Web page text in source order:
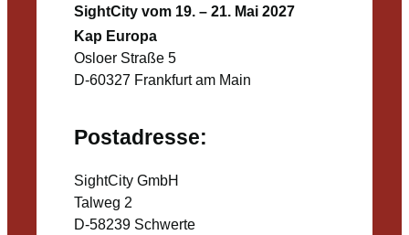
SightCity vom 19. – 21. Mai 2027
Kap Europa
Osloer Straße 5
D-60327 Frankfurt am Main
Postadresse:
SightCity GmbH
Talweg 2
D-58239 Schwerte